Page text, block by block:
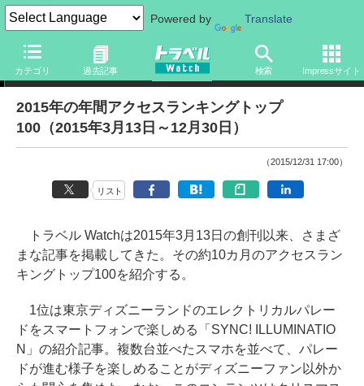
Powered by Translate
カテゴリ 過去記事 検索 Impressサイト
アクセスランキング
2015年の年間アクセスランキングトップ
100（2015年3月13日～12月30日）
（2015/12/31 17:00）
リスト
トラベル Watchは2015年3月13日の創刊以来、さまざ
まな記事を掲載してきた。その約10カ月のアクセスラン
キングトップ100を紹介する。
1位は東京ディズニーランドのエレクトリカルパレー
ドをスマートフォンで楽しめる「SYNC! ILLUMINATIO
N」の紹介記事。複数台並べたスマホを並べて、パレー
ドが進む様子を楽しめることがディズニーファン以外か